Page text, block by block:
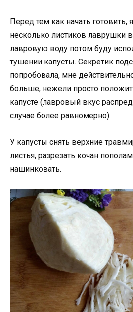
Перед тем как начать готовить,
несколько листиков лаврушки
лавровую воду потом буду
тушении капусты. Секретик
попробовала, мне
больше, нежели просто
капусте (лавровый вкус
случае более равномерно).
У капусты снять верхние
листья, разрезать кочан
нашинковать.